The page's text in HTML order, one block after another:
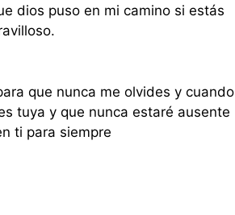
dios puso en mi camino si estás
que nunca me olvides y cuando
tuya y que nunca estaré ausente
ti para siempre